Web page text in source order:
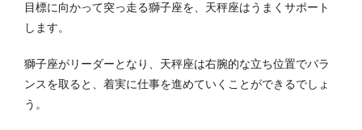
目標に向かって突っ走る獅子座を、天秤座はうまくサポート
します。
獅子座がリーダーとなり、天秤座は右腕的な立ち位置でバラ
ンスを取ると、着実に仕事を進めていくことができるでしょ
う。